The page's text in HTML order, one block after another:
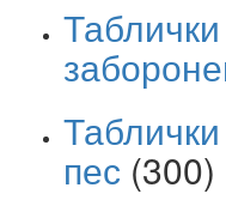
Таблички
пес (300)